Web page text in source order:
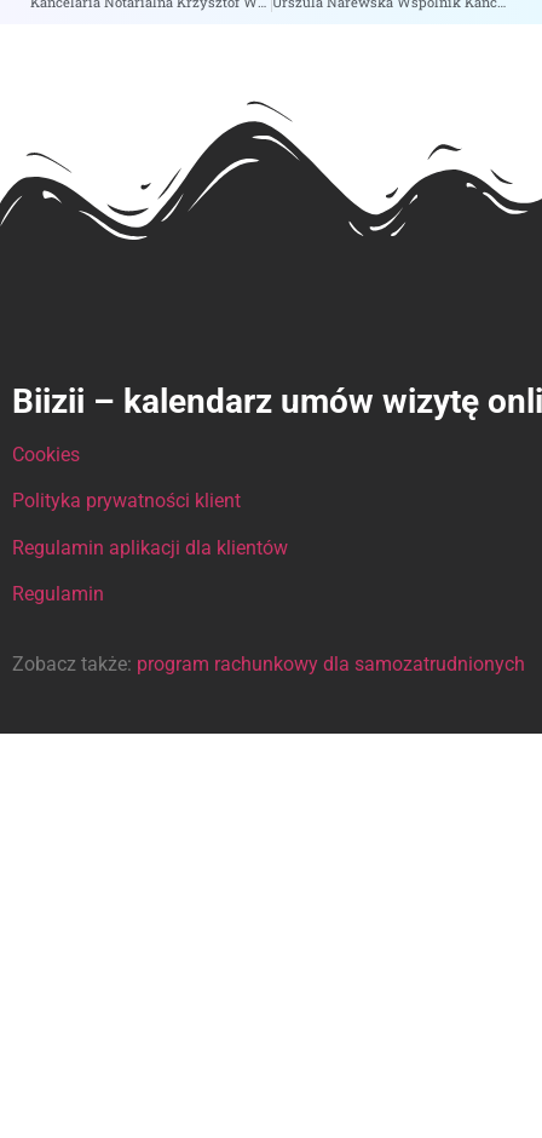
Biizii – kalendarz umów wizytę
Cookies
Polityka prywatności klient
Regulamin aplikacji dla klientów
Regulamin
Zobacz także: program rachunkowy dla samozatrudnionych